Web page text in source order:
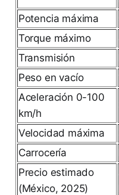
Potencia máxima
Torque máximo
Transmisión
Peso en vacío
Aceleración 0-100
km/h
Velocidad máxima
Carrocería
Precio estimado
(México, 2025)